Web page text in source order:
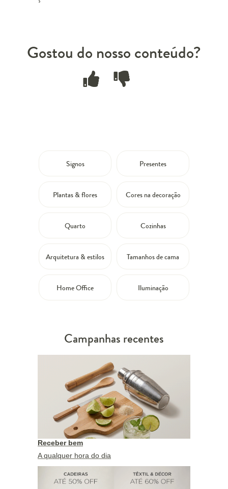
Gostou do nosso conteúdo?
Signos Presentes
Plantas & flores Cores na decoração
Quarto Cozinhas
Arquitetura & estilos Tamanhos de cama
Home Office Iluminação
Campanhas recentes
Receber bem
A qualquer hora do dia